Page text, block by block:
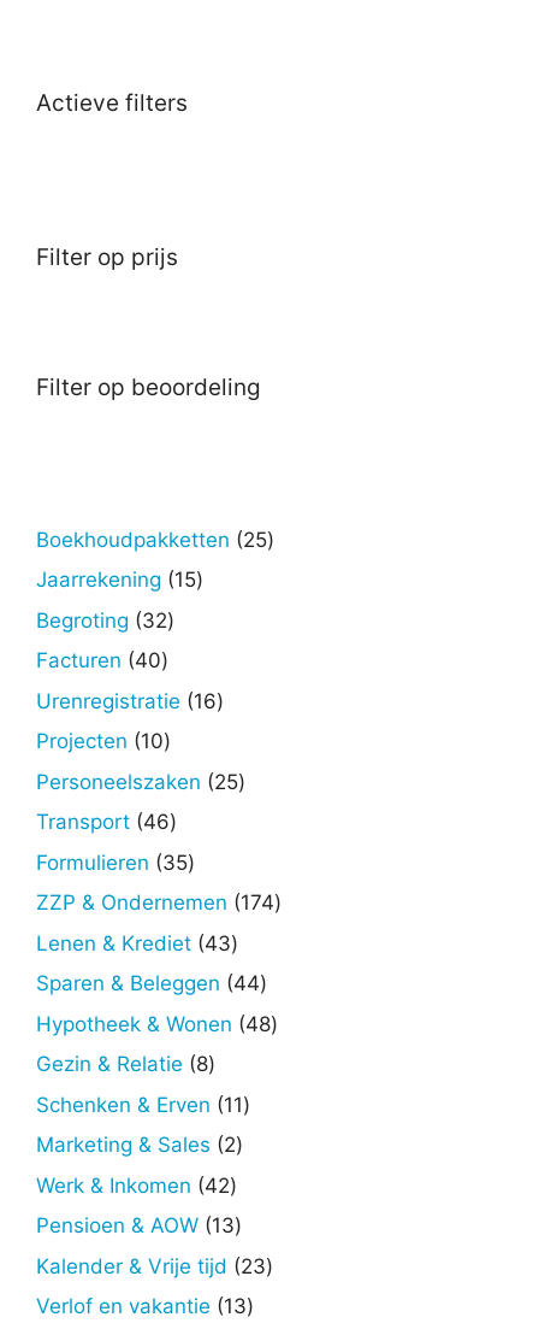
Actieve filters
Filter op prijs
Filter op beoordeling
Boekhoudpakketten 2525
Jaarrekening 1515
Begroting 3232
Facturen 4040
producten
Urenregistratie 1616
Projecten 1010
producten
Personeelszaken 2525
Transport 4646
producten
Formulieren 3535
producten
ZZP & Ondernemen 174174
Lenen & Krediet 4343
producten
Sparen & Beleggen 4444
producten
Hypotheek & Wonen 4848
Gezin & Relatie 88
producten
Schenken & Erven 1111
Marketing & Sales 22
Werk & Inkomen 4242
producten
Pensioen & AOW 1313
producten
Kalender & Vrije tijd 2323
Verlof en vakantie 1313